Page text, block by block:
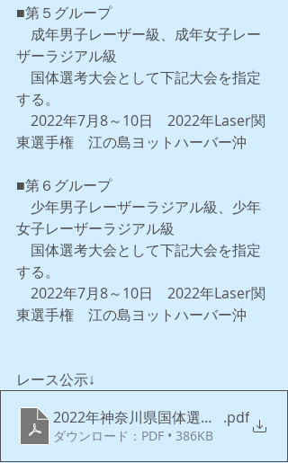
■第５グループ
成年男子レーザー級、成年女子レー
ザーラジアル級
国体選考大会として下記大会を指定
する。
2022年7月8～10日　2022年Laser関
東選手権　江の島ヨットハーバー沖
■第６グループ
少年男子レーザーラジアル級、少年
女子レーザーラジアル級
国体選考大会として下記大会を指定
する。
2022年7月8～10日　2022年Laser関
東選手権　江の島ヨットハーバー沖
レース公示↓
2022年神奈川県国体選考公示.pdf
ダウンロード：PDF • 386KB